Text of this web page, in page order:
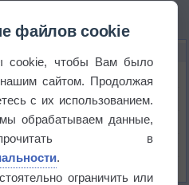
файлов cookie
cookie, чтобы Вам было
сайтом. Продолжая
с их использованием.
обрабатываем данные,
в
.
ограничить или